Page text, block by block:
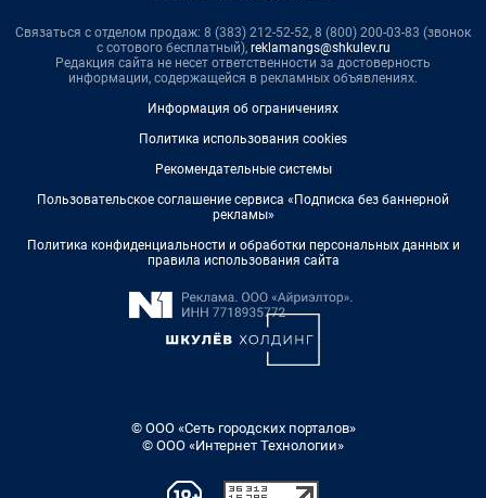
Связаться с отделом продаж: 8 (383) 212-52-52, 8 (800) 200-03-83 (звонок
с сотового бесплатный), reklamangs@shkulev.ru
Редакция сайта не несет ответственности за достоверность
информации, содержащейся в рекламных объявлениях.
Информация об ограничениях
Политика использования cookies
Рекомендательные системы
Пользовательское соглашение сервиса «Подписка без баннерной
рекламы»
Политика конфиденциальности и обработки персональных данных и
правила использования сайта
© ООО «Сеть городских порталов»
© ООО «Интернет Технологии»